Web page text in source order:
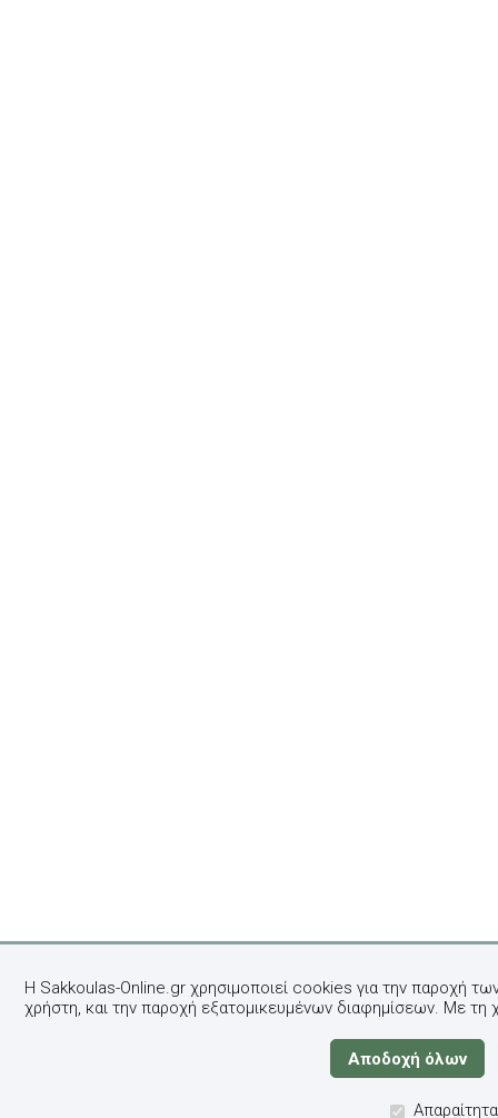
Η Sakkoulas-Online.gr χρησιμοποιεί cookies για την παροχή
χρήστη, και την παροχή εξατομικευμένων διαφημίσεων. Με